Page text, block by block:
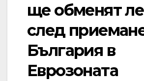
ще обменят
след
България в
Еврозоната